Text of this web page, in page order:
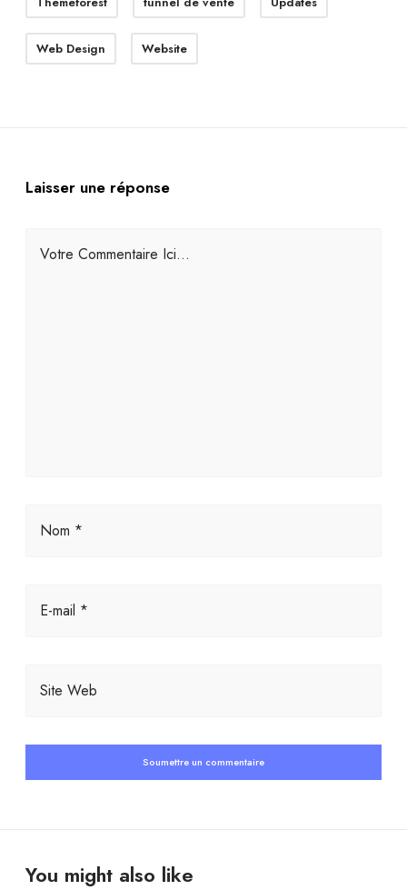
Web Design Website
Laisser une réponse
Votre Commentaire Ici...
Nom *
E-mail *
Site Web
You might also like